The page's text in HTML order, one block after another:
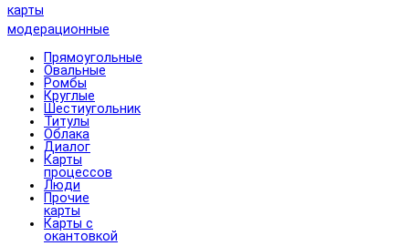
карты
модерационные
Прямоугольные
Овальные
Ромбы
Круглые
Шестиугольник
Титулы
Облака
Диалог
Карты
процессов
Люди
Прочие
карты
Карты с
окантовкой